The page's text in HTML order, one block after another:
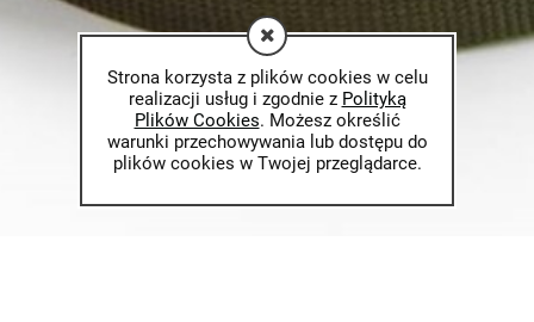
Strona korzysta z plików cookies w celu
realizacji usług i zgodnie z Polityką
Plików Cookies. Możesz określić
warunki przechowywania lub dostępu do
plików cookies w Twojej przeglądarce.